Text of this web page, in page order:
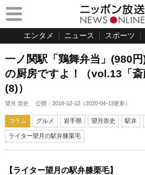
エンタメ ニュース スポーツ
一ノ関駅「鶏舞弁当」(980
の厨房ですよ！（vol.13「斎
(8)）
望月 崇史 公開： 2018-12-12 （2020-04-13更新）
コラム グルメ 岩手県 望月崇史 駅弁
ライター望月の駅弁膝栗毛
【ライター望月の駅弁膝栗毛】